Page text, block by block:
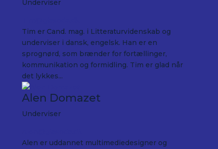
Underviser
Tim er Cand. mag. i Litteraturvidenskab og
underviser i dansk, engelsk. Han er en
sprognørd, som brænder for fortællinger,
kommunikation og formidling. Tim er glad når
det lykkes...
Alen Domazet
Underviser
Alen er uddannet multimediedesigner og